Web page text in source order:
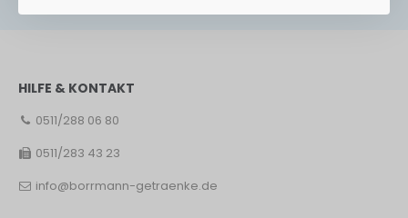
HILFE & KONTAKT
0511/288 06 80
0511/283 43 23
info@borrmann-getraenke.de